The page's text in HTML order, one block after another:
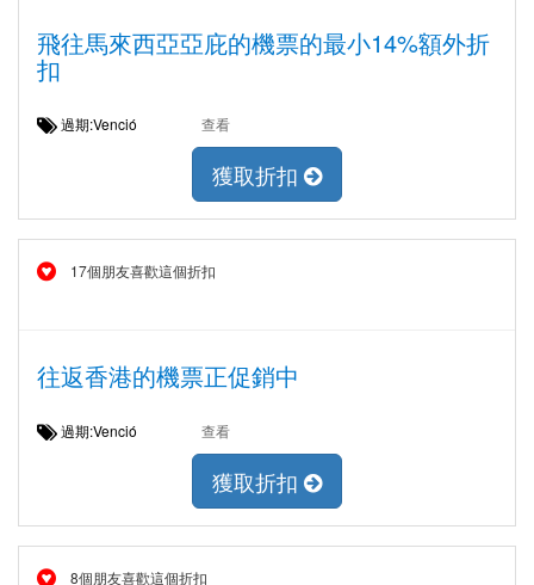
飛往馬來西亞亞庇的機票的最小14%額外折
扣
過期:Venció 查看
獲取折扣
17個朋友喜歡這個折扣
往返香港的機票正促銷中
過期:Venció 查看
獲取折扣
8個朋友喜歡這個折扣